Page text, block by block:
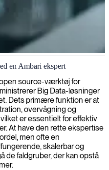
en Ambari ekspert
source-værktøj for
Big Data-løsninger
Dets primære funktion er at
overvågning og
er essentielt for effektiv
At have den rette ekspertise
men ofte en
skalerbar og
de faldgruber, der kan opstå